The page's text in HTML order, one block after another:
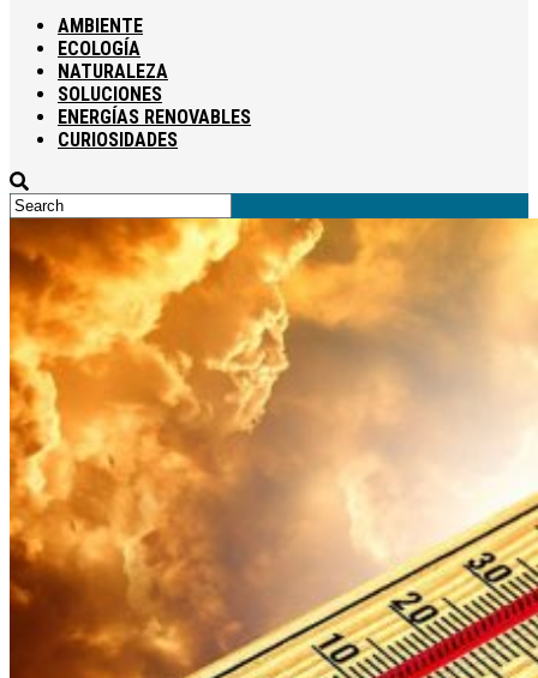
AMBIENTE
ECOLOGÍA
NATURALEZA
SOLUCIONES
ENERGÍAS RENOVABLES
CURIOSIDADES